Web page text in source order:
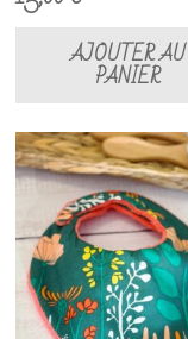
AJOUTER AU
PANIER